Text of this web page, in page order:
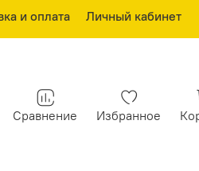
и оплата Личный кабинет
Сравнение Избранное